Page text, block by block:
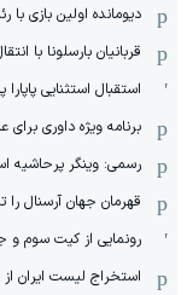
دیومانده اولین بازی با
قربانیان بارسلونا با
استقبال استثنایی
برنامه ویژه داوری برای عبور از
رسمی: وینگر پرحاشیه
قهرمان جهان آرسنال
رونمایی از کیت سوم
استخراج لیست ایران